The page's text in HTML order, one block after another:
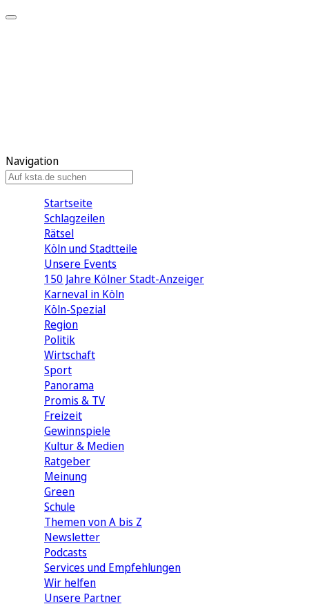
Navigation
Startseite
Schlagzeilen
Rätsel
Köln und Stadtteile
Unsere Events
150 Jahre Kölner Stadt-Anzeiger
Karneval in Köln
Köln-Spezial
Region
Politik
Wirtschaft
Sport
Panorama
Promis & TV
Freizeit
Gewinnspiele
Kultur & Medien
Ratgeber
Meinung
Green
Schule
Themen von A bis Z
Newsletter
Podcasts
Services und Empfehlungen
Wir helfen
Unsere Partner